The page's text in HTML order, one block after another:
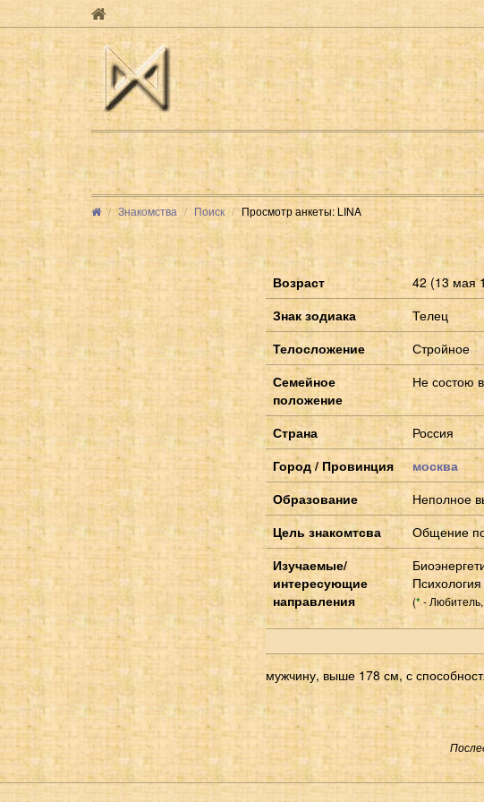
Знакомства Поиск Просмотр анкеты: LINA
Возраст
42 (13 мая
Знак зодиака
Телец
Телосложение
Стройное
Семейное
положение
Не состою
Страна
Россия
Город / Провинция
москва
Образование
Неполное
Цель знакомтсва
Общение
Изучаемые/
интересующие
направления
Психология
(*- Любитель,
мужчину, выше 178 см, с